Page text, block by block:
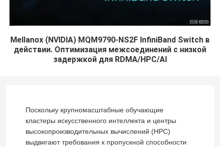
Mellanox (NVIDIA) MQM9790-NS2F InfiniBand Switch в
действии. Оптимизация межсоединений с низкой
задержкой для RDMA/HPC/AI
Поскольку крупномасштабные обучающие
кластеры искусственного интеллекта и центры
высокопроизводительных вычислений (HPC)
выдвигают требования к пропускной способности